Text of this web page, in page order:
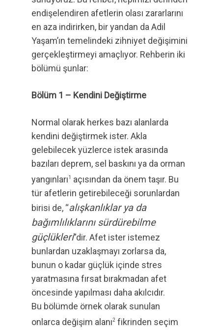
endişelendiren afetlerin olası zararlarını
en aza indirirken, bir yandan da Adil
Yaşam’ın temelindeki zihniyet değişimini
gerçekleştirmeyi amaçlıyor. Rehberin iki
bölümü şunlar:
Bölüm 1 – Kendini Değiştirme
Normal olarak herkes bazı alanlarda
kendini değiştirmek ister. Akla
gelebilecek yüzlerce istek arasında
bazıları deprem, sel baskını ya da orman
yangınları1
açısından da önem taşır. Bu
tür afetlerin getirebileceği sorunlardan
birisi de, “alışkanlıklar ya da
bağımlılıklarını sürdürebilme
güçlükleri”dir. Afet ister istemez
bunlardan uzaklaşmayı zorlarsa da,
bunun o kadar güçlük içinde stres
yaratmasına fırsat bırakmadan afet
öncesinde yapılması daha akılcıdır.
Bu bölümde örnek olarak sunulan
onlarca değişim alanı2 fikrinden seçim